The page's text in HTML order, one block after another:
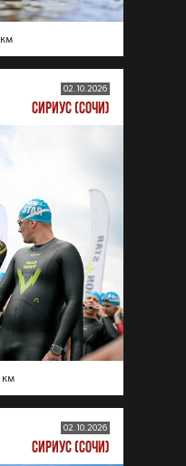
км
02.10.2026
СИРИУС (СОЧИ)
км
02.10.2026
СИРИУС (СОЧИ)